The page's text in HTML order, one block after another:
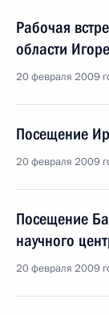
Рабочая
области
20 февраля 2009
Посещение
20 февраля 2009
Посещение
научного
20 февраля 2009